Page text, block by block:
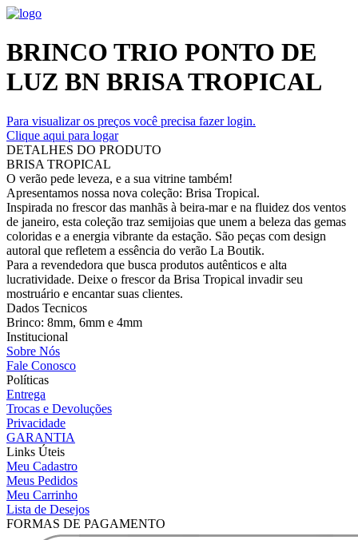
BRINCO TRIO PONTO DE
LUZ BN BRISA TROPICAL
Para visualizar os preços você precisa fazer login.
Clique aqui para logar
DETALHES DO PRODUTO
BRISA TROPICAL
O verão pede leveza, e a sua vitrine também!
Apresentamos nossa nova coleção: Brisa Tropical.
Inspirada no frescor das manhãs à beira-mar e na fluidez dos ventos
de janeiro, esta coleção traz semijoias que unem a beleza das gemas
coloridas e a energia vibrante da estação. São peças com design
autoral que refletem a essência do verão La Boutik.
Para a revendedora que busca produtos autênticos e alta
lucratividade. Deixe o frescor da Brisa Tropical invadir seu
mostruário e encantar suas clientes.
Dados Tecnicos
Brinco: 8mm, 6mm e 4mm
Institucional
Sobre Nós
Fale Conosco
Políticas
Entrega
Trocas e Devoluções
Privacidade
GARANTIA
Links Úteis
Meu Cadastro
Meus Pedidos
Meu Carrinho
Lista de Desejos
FORMAS DE PAGAMENTO